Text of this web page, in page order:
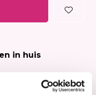
in huis
(NL&BE)